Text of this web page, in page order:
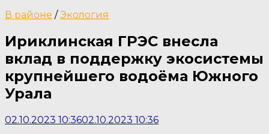
В районе /Экология
Ириклинская ГРЭС внесла
вклад в поддержку экосистемы
крупнейшего водоёма Южного
Урала
02.10.2023 10:3602.10.2023 10:36